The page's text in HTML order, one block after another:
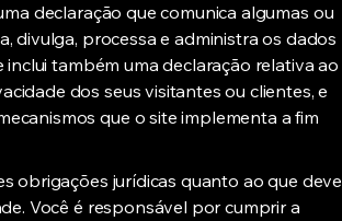
declaração que comunica algumas ou
divulga, processa e administra os dados
também uma declaração relativa ao
dos seus visitantes ou clientes, e
que o site implementa a fim
obrigações jurídicas quanto ao que deve
Você é responsável por cumprir a